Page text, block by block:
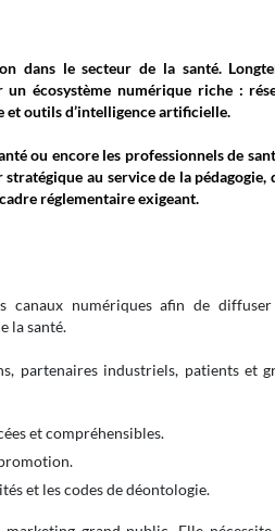
dans le secteur de la santé.
écosystème numérique riche :
et outils d’intelligence artificielle.
ou encore les professionnels de
au service de la pédagogie,
réglementaire exigeant.
canaux numériques afin de diffuser
la santé.
partenaires industriels, patients et
et compréhensibles.
et les codes de déontologie.